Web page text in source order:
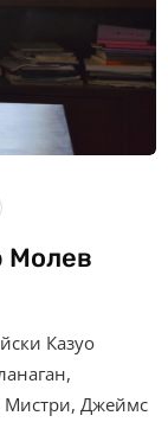
Молев
Казуо
Мистри, Джеймс